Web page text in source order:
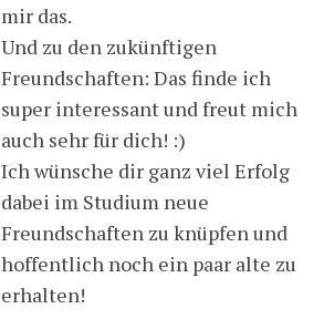
mir das.
Und zu den zukünftigen
Freundschaften: Das finde ich
super interessant und freut mich
auch sehr für dich! :)
Ich wünsche dir ganz viel Erfolg
dabei im Studium neue
Freundschaften zu knüpfen und
hoffentlich noch ein paar alte zu
erhalten!